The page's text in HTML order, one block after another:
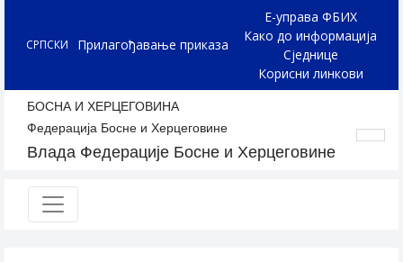
СРПСКИ Прилагођавање приказа
Е-управа ФБИХ
Како до информација
Сједнице
Корисни линкови
БОСНА И ХЕРЦЕГОВИНА
Федерација Босне и Херцеговине
Влада Федерације Босне и Херцеговине